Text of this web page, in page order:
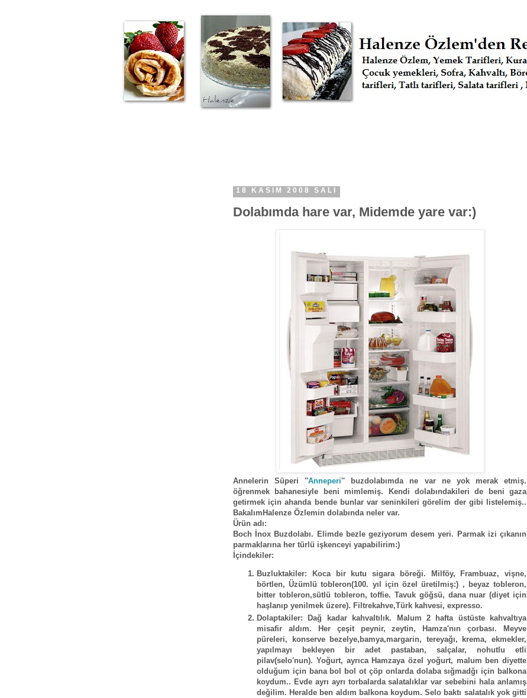
18 KASIM 2008 SALI
Dolabımda hare var, Midemde yare var:)
Annelerin Süperi ''Anneperi'' buzdolabımda ne var ne yok merak etmiş.
öğrenmek bahanesiyle beni mimlemiş. Kendi dolabındakileri de beni gaza
getirmek için ahanda bende bunlar var seninkileri görelim der gibi listelemiş..
BakalımHalenze Özlemin dolabında neler var.
Ürün adı:
Boch İnox Buzdolabı. Elimde bezle geziyorum desem yeri. Parmak izi çıkanın
parmaklarına her türlü işkenceyi yapabilirim:)
İçindekiler:
Buzluktakiler: Koca bir kutu sigara böreği. Milföy, Frambuaz, vişne,
börtlen, Üzümlü tobleron(100. yıl için özel üretilmiş:) , beyaz tobleron,
bitter tobleron,sütlü tobleron, toffie. Tavuk göğsü, dana nuar (diyet için
haşlanıp yenilmek üzere). Filtrekahve,Türk kahvesi, expresso.
Dolaptakiler: Dağ kadar kahvaltılık. Malum 2 hafta üstüste kahvaltıya
misafir aldım. Her çeşit peynir, zeytin, Hamza'nın çorbası. Meyve
püreleri, konserve bezelye,bamya,margarin, tereyağı, krema, ekmekler,
yapılmayı bekleyen bir adet pastaban, salçalar, nohutlu etli
pilav(selo'nun). Yoğurt, ayrıca Hamzaya özel yoğurt, malum ben diyette
olduğum için bana bol bol ot çöp onlarda dolaba sığmadğı için balkona
koydum.. Evde ayrı ayrı torbalarda salatalıklar var sebebini hala anlamış
değilim. Heralde ben aldım balkona koydum. Selo baktı salatalık yok gitti